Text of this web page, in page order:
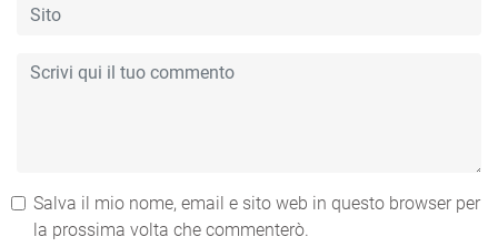
Salva il mio nome, email e sito web in questo browser per
la prossima volta che commenterò.